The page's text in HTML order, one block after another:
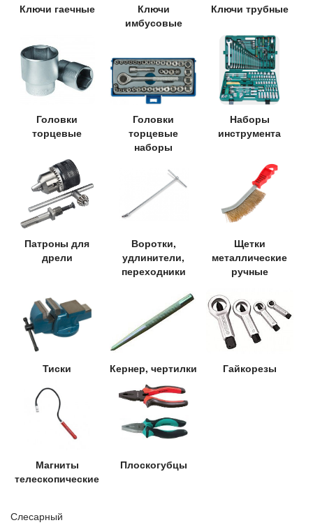
Ключи гаечные
Ключи
имбусовые
Ключи трубные
Головки
торцевые
Головки
торцевые
наборы
Наборы
инструмента
Патроны для
дрели
Воротки,
удлинители,
переходники
Щетки
металлические
ручные
Тиски Кернер, чертилки Гайкорезы
Магниты
телескопические
Плоскогубцы
Слесарный